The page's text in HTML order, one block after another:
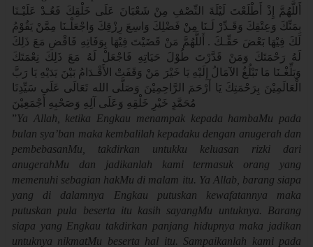
أَللَّهُمَّ إِذْ أَطْلَعْتَ لَيْلَةَ النِّصْفِ مِنْ شَعْبَانَ عَلَى خَلْقِكَ فَعُـدْ عَلَيْـنَا
بِمَنِّكَ وَعِتْقِكَ وَقَـدِّرْ لَـنَا مِنْ فَضْلِكَ وَاسِعَ رِزْقِكَ وَاجْعَلْـنَا مِمَّنْ يَقُوْمُ
لَكَ فِيْهَا بَعْضَ حَقِّـكَ . أَللَّهُمَّ مَنْ قَضَيْتَ فِيْهَا بِوَفَاتِهِ فَاقْضِ مَعَ ذَلِكَ
لَهُ رَحْمَتَكَ وَمَنْ قَدَّرْتَ طُوْلَ حَيَاتِهِ فَاجْعَلْ لَهُ مَعَ ذَلِكَ نِعْمَتَكَ
وَبَلِّغْـنَا مَا تَبْلُغُ الآمَالُ إِلَيْهِ يَا خَيْرَ مَنْ وَقَفَتْ الأَقْـدَامُ بَيْنَ يَدَيْهِ يَا رَبَّ
الْعَالَمِيْنَ بِرَحْمَتِكَ يَا أَرْحَمَ الرَّاحِمِيْنَ وَصَلَّى الله تَعَالَى عَلَى سَيِّدِنَا
مُحَمَّدٍ خَيْرِ خَلْقِهِ وَعَلَى آلِهِ وَصَحْبِهِ أَجْمَعِيْنَ
”Ya Allah, ketika Engkau menampak kepada hambaMu pada
bulan sya’ban maka kembalilah kepadaku dengan anugerah dan
pembebasanMu, takdirkan untukku keluasan rizki dari
anugerahMu dan jadikanlah kami termasuk orang yang
memenuhi sebagian hakMu di malam itu. Ya Allab, barang siapa
yang di dalamnya Engkau putuskan kewafatannya maka
putuskan pula beserta itu kasih sayangMu untuknya. Barang
siapa yang Engkau takdirkan panjang hidupnya maka jadikan
untuknya nikmatMu beserta hal itu. Sampaikanlah kami pada